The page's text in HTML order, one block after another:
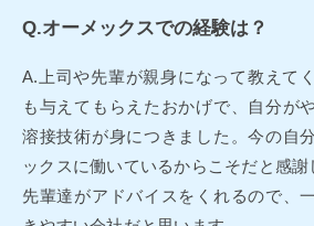
Q.オーメックスでの経験は？
A.上司や先輩が親身になって教えて
も与えてもらえたおかげで、自分が
溶接技術が身につきました。今の自
ックスに働いているからこそだと感謝
先輩達がアドバイスをくれるので、